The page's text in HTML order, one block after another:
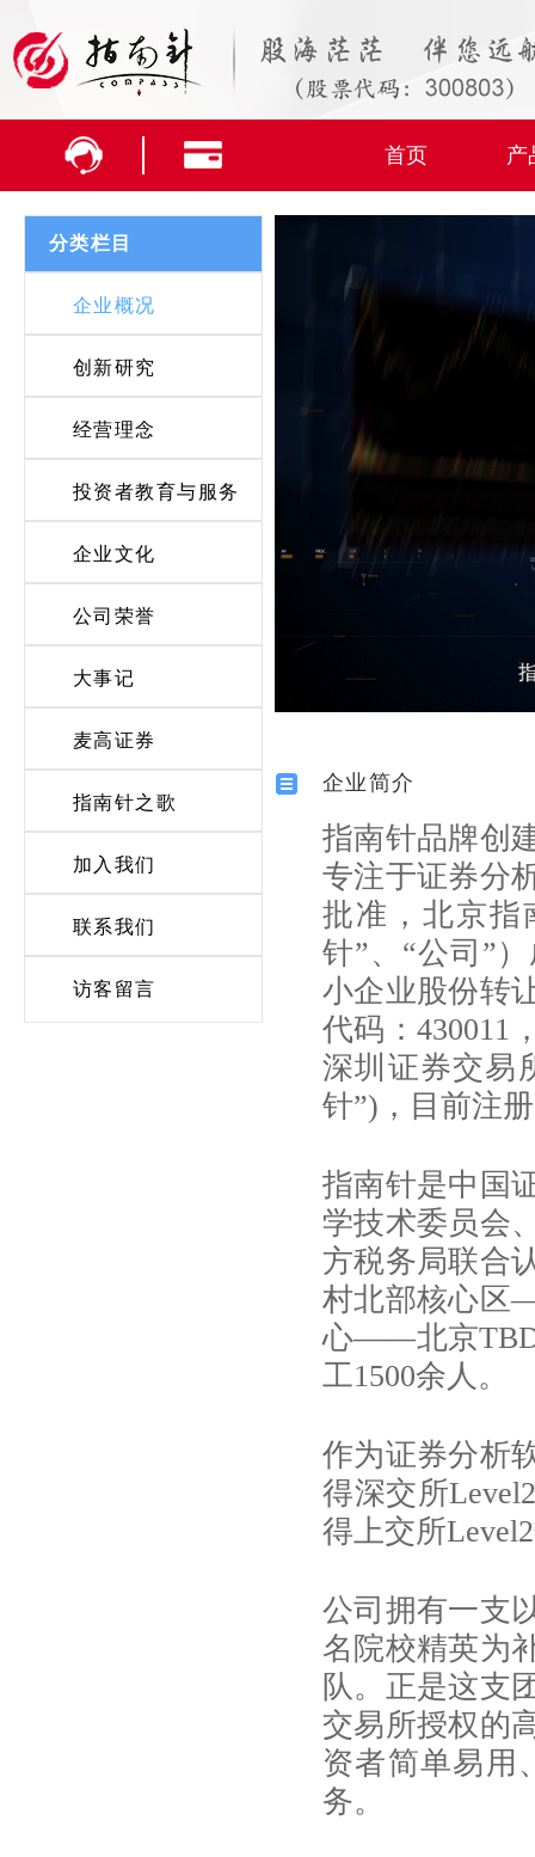
首页 产
分类栏目
企业概况
创新研究
经营理念
投资者教育与服务
企业文化
公司荣誉
大事记
麦高证券
指南针之歌
加入我们
联系我们
访客留言
企业简介
指南针品牌创
专注于证券分
批准，北京指
针”、“公司”
小企业股份转
代码：430011
深圳证券交易
针”)，目前注
指南针是中国
学技术委员会
方税务局联合
村北部核心区
心——北京TBD
工1500余人。
作为证券分析
得深交所
得上交所
公司拥有一支
名院校精英为
队。正是这支
交易所授权的
资者简单易用
务。